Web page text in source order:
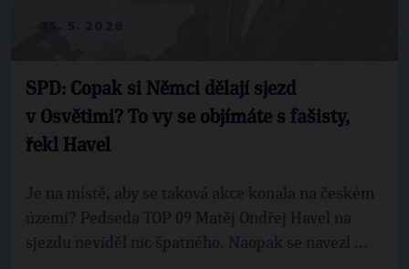
SPD: Copak si Němci dělají sjezd
v Osvětimi? To vy se objímáte s fašisty,
řekl Havel
Je na místě, aby se taková akce konala na českém
území? Pedseda TOP 09 Matěj Ondřej Havel na
sjezdu neviděl nic špatného. Naopak se navezl ...